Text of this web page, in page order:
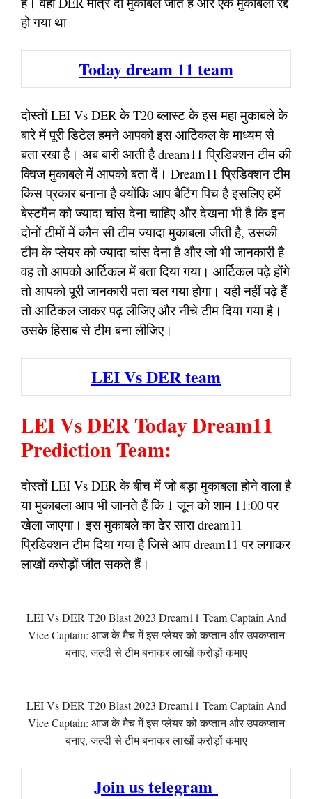
हो गया था
Today dream 11 team
दोस्तों LEI Vs DER के T20 ब्लास्ट के इस महा मुकाबले के
बारे में पूरी डिटेल हमने आपको इस आर्टिकल के माध्यम से
बता रखा है। अब बारी आती है dream11 प्रिडिक्शन टीम की
क्विज मुकाबले में आपको बता दें। Dream11 प्रिडिक्शन टीम
किस प्रकार बनाना है क्योंकि आप बैटिंग पिच है इसलिए हमें
बेस्टमैन को ज्यादा चांस देना चाहिए और देखना भी है कि इन
दोनों टीमों में कौन सी टीम ज्यादा मुकाबला जीती है, उसकी
टीम के प्लेयर को ज्यादा चांस देना है और जो भी जानकारी है
वह तो आपको आर्टिकल में बता दिया गया। आर्टिकल पढ़े होंगे
तो आपको पूरी जानकारी पता चल गया होगा। यही नहीं पढ़े हैं
तो आर्टिकल जाकर पढ़ लीजिए और नीचे टीम दिया गया है।
उसके हिसाब से टीम बना लीजिए।
LEI Vs DER team
LEI Vs DER Today Dream11
Prediction Team:
दोस्तों LEI Vs DER के बीच में जो बड़ा मुकाबला होने वाला है
या मुकाबला आप भी जानते हैं कि 1 जून को शाम 11:00 पर
खेला जाएगा। इस मुकाबले का ढेर सारा dream11
प्रिडिक्शन टीम दिया गया है जिसे आप dream11 पर लगाकर
लाखों करोड़ों जीत सकते हैं।
LEI Vs DER T20 Blast 2023 Dream11 Team Captain And
Vice Captain: आज के मैच में इस प्लेयर को कप्तान और उपकप्तान
बनाए, जल्दी से टीम बनाकर लाखों करोड़ों कमाए
LEI Vs DER T20 Blast 2023 Dream11 Team Captain And
Vice Captain: आज के मैच में इस प्लेयर को कप्तान और उपकप्तान
बनाए, जल्दी से टीम बनाकर लाखों करोड़ों कमाए
Join us telegram